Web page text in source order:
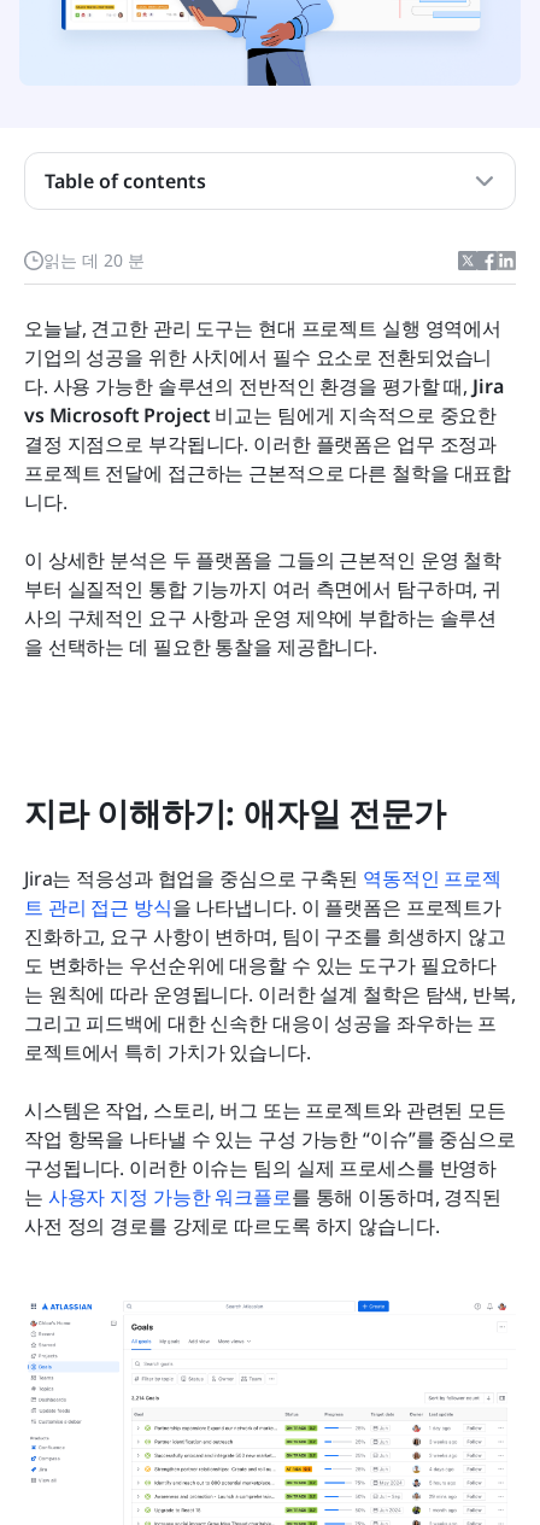
읽는 데 20 분
오늘날, 견고한 관리 도구는 현대 프로젝트 실행 영역에서
기업의 성공을 위한 사치에서 필수 요소로 전환되었습니
다. 사용 가능한 솔루션의 전반적인 환경을 평가할 때, Jira
vs Microsoft Project 비교는 팀에게 지속적으로 중요한
결정 지점으로 부각됩니다. 이러한 플랫폼은 업무 조정과
프로젝트 전달에 접근하는 근본적으로 다른 철학을 대표합
니다.
이 상세한 분석은 두 플랫폼을 그들의 근본적인 운영 철학
부터 실질적인 통합 기능까지 여러 측면에서 탐구하며, 귀
사의 구체적인 요구 사항과 운영 제약에 부합하는 솔루션
을 선택하는 데 필요한 통찰을 제공합니다.
지라 이해하기: 애자일 전문가
Jira는 적응성과 협업을 중심으로 구축된 역동적인 프로젝
트 관리 접근 방식을 나타냅니다. 이 플랫폼은 프로젝트가
진화하고, 요구 사항이 변하며, 팀이 구조를 희생하지 않고
도 변화하는 우선순위에 대응할 수 있는 도구가 필요하다
는 원칙에 따라 운영됩니다. 이러한 설계 철학은 탐색, 반복,
그리고 피드백에 대한 신속한 대응이 성공을 좌우하는 프
로젝트에서 특히 가치가 있습니다.
시스템은 작업, 스토리, 버그 또는 프로젝트와 관련된 모든
작업 항목을 나타낼 수 있는 구성 가능한 “이슈”를 중심으로
구성됩니다. 이러한 이슈는 팀의 실제 프로세스를 반영하
는 사용자 지정 가능한 워크플로를 통해 이동하며, 경직된
사전 정의 경로를 강제로 따르도록 하지 않습니다.
Table of contents
지라 이해하기: 애자일 전문가
젝트 관리의 강자
기능 비교: Jira 대 Microsoft Project
가격 분석: 비용 비교 및 가치 평가
사용 사례 시나리오: 각 도구를 선택해야 하는 시점
Jira와 Microsoft Project의 현대적인 대안
프로젝트 관리 도구를 선택하는 방법
결론
관련 읽기